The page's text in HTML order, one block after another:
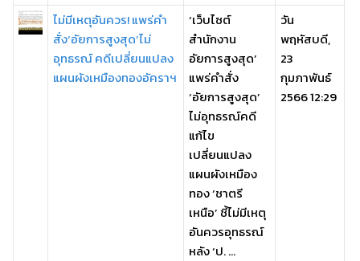
ไม่มีเหตุอันควร! แพร่คำ
สั่ง‘อัยการสูงสุด’ไม่
อุทธรณ์ คดีเปลี่ยนแปลง
แผนผังเหมืองทองอัคราฯ
‘เว็บไซต์
สำนักงาน
อัยการสูงสุด’
แพร่คำสั่ง
‘อัยการสูงสุด’
ไม่อุทธรณ์คดี
แก้ไข
เปลี่ยนแปลง
แผนผังเหมือง
ทอง ‘ชาตรี
เหนือ’ ชี้ไม่มีเหตุ
อันควรอุทธรณ์
หลัง ‘ป. ...
วัน
พฤหัสบดี,
23
กุมภาพันธ์
2566 12:29